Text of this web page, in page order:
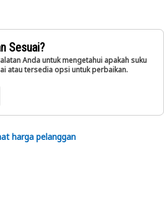
Sesuai?
Anda untuk mengetahui apakah suku
atau tersedia opsi untuk perbaikan.
harga pelanggan